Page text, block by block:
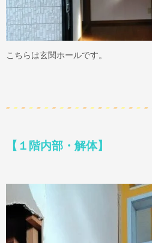
こちらは玄関ホールです。
【１階内部・解体】